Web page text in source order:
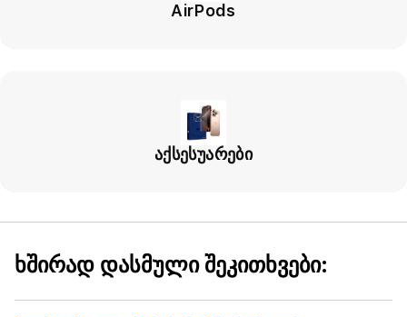
AirPods
აქსესუარები
ხშირად დასმული შეკითხვები: